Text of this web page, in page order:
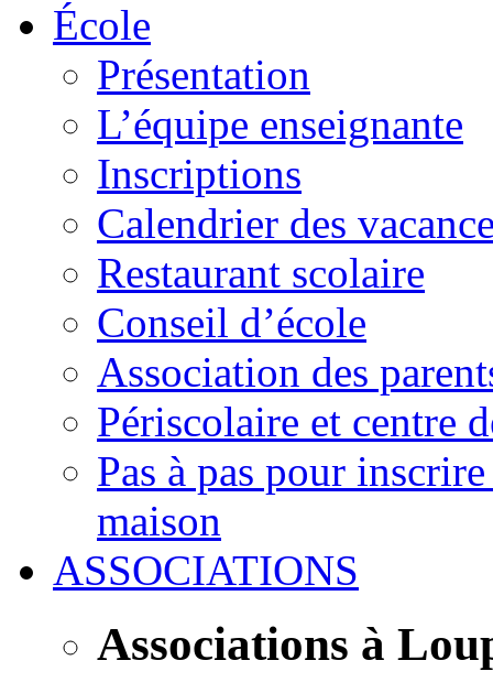
École
Présentation
L’équipe enseignante
Inscriptions
Calendrier des
Restaurant scolaire
Conseil d’école
Association des
Périscolaire et centre
Pas à pas pour
maison
ASSOCIATIONS
Associations à